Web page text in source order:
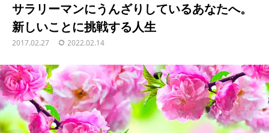
サラリーマンにうんざりしているあなたへ。
新しいことに挑戦する人生
2017.02.27 2022.02.14